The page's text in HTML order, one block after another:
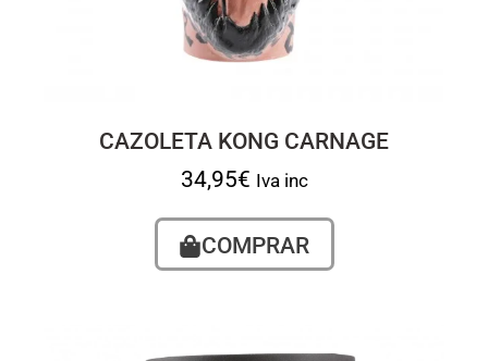
CAZOLETA KONG CARNAGE
34,95€ Iva inc
COMPRAR